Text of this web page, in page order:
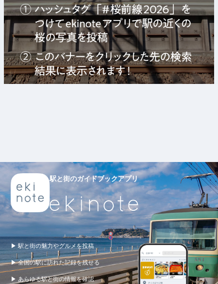
駅と街のガイドブックアプリ
▶ 駅と街の魅力やグルメを投稿
▶ 全国の駅に訪れた記録を残せる
▶ あらゆる駅と街の情報を確認